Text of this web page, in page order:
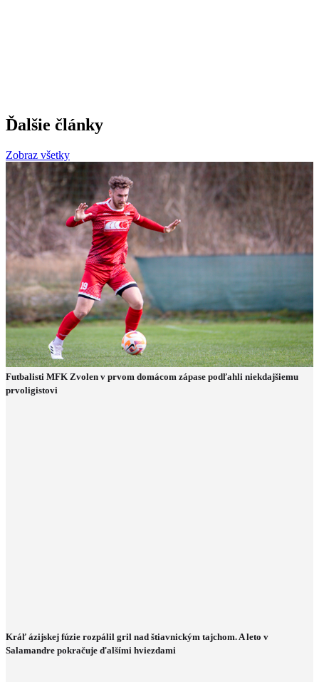
Ďalšie články
Zobraz všetky
Futbalisti MFK Zvolen v prvom domácom zápase podľahli niekdajšiemu
prvoligistovi
Kráľ ázijskej fúzie rozpálil gril nad štiavnickým tajchom. A leto v
Salamandre pokračuje ďalšími hviezdami